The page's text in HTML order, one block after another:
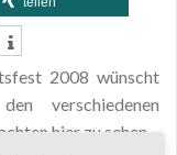
2008 wünscht
verschiedenen
hier zu sehen.